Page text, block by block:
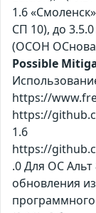
1.6
СП 10), до 3.5.0
(ОСОН
Possible
https://
https://
1.6
https://
.0 Для ОС Альт
обновления